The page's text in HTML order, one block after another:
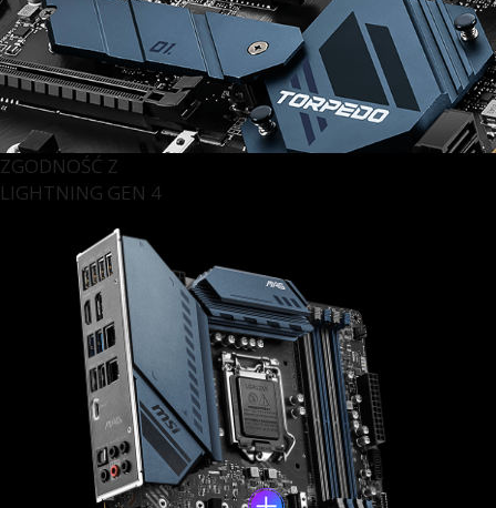
ZGODNOŚĆ Z
LIGHTNING GEN 4